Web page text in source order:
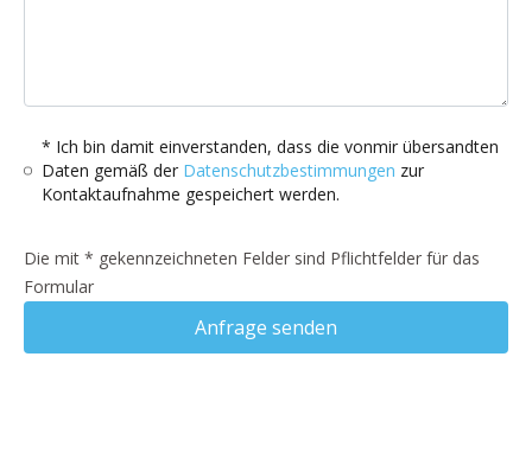
* Ich bin damit einverstanden, dass die vonmir übersandten
Daten gemäß der Datenschutzbestimmungen zur
Kontaktaufnahme gespeichert werden.
Die mit * gekennzeichneten Felder sind Pflichtfelder für das
Formular
Anfrage senden